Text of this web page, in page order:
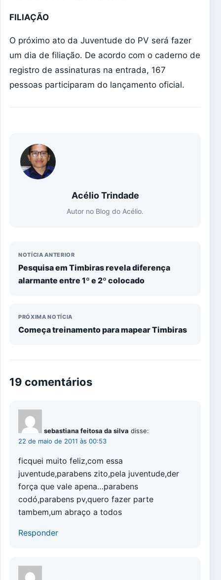
FILIAÇÃO
O próximo ato da Juventude do PV será fazer
um dia de filiação. De acordo com o caderno de
registro de assinaturas na entrada, 167
pessoas participaram do lançamento oficial.
Acélio Trindade
Autor no Blog do Acélio.
NOTÍCIA ANTERIOR
Pesquisa em Timbiras revela diferença
alarmante entre 1º e 2º colocado
PRÓXIMA NOTÍCIA
Começa treinamento para mapear Timbiras
19 comentários
sebastiana feitosa da silva disse:
22 de maio de 2011 às 00:53
ficquei muito feliz,com essa
juventude,parabens zito,pela juventude,der
força que vale apena…parabens
codó,parabens pv,quero fazer parte
tambem,um abraço a todos
Responder